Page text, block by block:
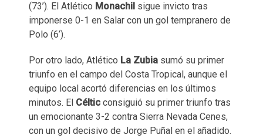
(73’). El Atlético Monachil sigue invicto tras
imponerse 0-1 en Salar con un gol tempranero de
Polo (6’).
Por otro lado, Atlético La Zubia sumó su primer
triunfo en el campo del Costa Tropical, aunque el
equipo local acortó diferencias en los últimos
minutos. El Céltic consiguió su primer triunfo tras
un emocionante 3-2 contra Sierra Nevada Cenes,
con un gol decisivo de Jorge Puñal en el añadido.